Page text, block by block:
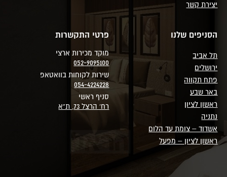
יצירת קשר
הסניפים שלנו
תל אביב
ירושלים
פתח תקווה
באר שבע
ראשון לציון
נתניה
אשדוד – צומת עד הלום
ראשון לציון – מפעל
פרטי התקשרות
מוקד מכירות ארצי
052-9095100
שירות לקוחות בוואטאפ
054-4224228
סניף ראשי
רח' הרצל 73, ת"א